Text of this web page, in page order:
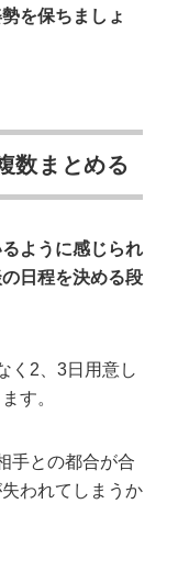
を保ちましょ
数まとめる
ように感じられ
日程を決める段
く2、3日用意し
す。
手との都合が合
われてしまうか